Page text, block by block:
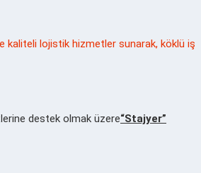
kaliteli lojistik hizmetler sunarak, köklü iş
destek olmak üzere“Stajyer”